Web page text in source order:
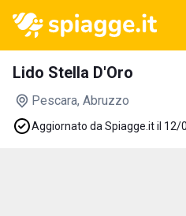
Lido Stella D'Oro
Pescara, Abruzzo
Aggiornato da Spiagge.it il 12/